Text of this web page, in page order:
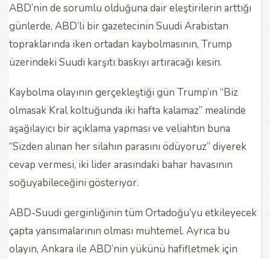
ABD’nin de sorumlu olduğuna dair eleştirilerin arttığı
günlerde, ABD’li bir gazetecinin Suudi Arabistan
topraklarında iken ortadan kaybolmasının, Trump
üzerindeki Suudi karşıtı baskıyı artıracağı kesin.
Kaybolma olayının gerçekleştiği gün Trump’ın “Biz
olmasak Kral koltuğunda iki hafta kalamaz” mealinde
aşağılayıcı bir açıklama yapması ve veliahtın buna
“Sizden alınan her silahın parasını ödüyoruz” diyerek
cevap vermesi, iki lider arasındaki bahar havasının
soğuyabileceğini gösteriyor.
ABD-Suudi gerginliğinin tüm Ortadoğu’yu etkileyecek
çapta yansımalarının olması muhtemel. Ayrıca bu
olayın, Ankara ile ABD’nin yükünü hafifletmek için